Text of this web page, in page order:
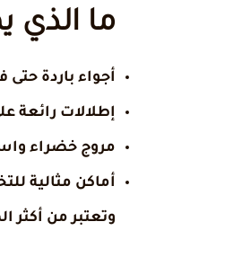
ما الذي
أجواء باردة
إطلالات رائعة
مروج خضراء
أماكن مثالية
وتعتبر من أكثر